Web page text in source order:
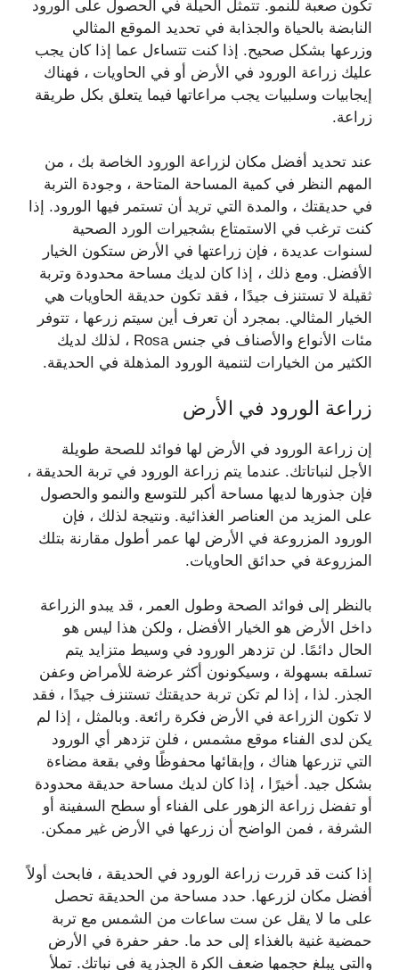
تكون صعبة للنمو. تتمثل الحيلة في الحصول على الورود
النابضة بالحياة والجذابة في تحديد الموقع المثالي
وزرعها بشكل صحيح. إذا كنت تتساءل عما إذا كان يجب
عليك زراعة الورود في الأرض أو في الحاويات ، فهناك
إيجابيات وسلبيات يجب مراعاتها فيما يتعلق بكل طريقة
زراعة.
عند تحديد أفضل مكان لزراعة الورود الخاصة بك ، من
المهم النظر في كمية المساحة المتاحة ، وجودة التربة
في حديقتك ، والمدة التي تريد أن تستمر فيها الورود. إذا
كنت ترغب في الاستمتاع بشجيرات الورد الصحية
لسنوات عديدة ، فإن زراعتها في الأرض ستكون الخيار
الأفضل. ومع ذلك ، إذا كان لديك مساحة محدودة وتربة
ثقيلة لا تستنزف جيدًا ، فقد تكون حديقة الحاويات هي
الخيار المثالي. بمجرد أن تعرف أين سيتم زرعها ، تتوفر
مئات الأنواع والأصناف في جنس Rosa ، لذلك لديك
الكثير من الخيارات لتنمية الورود المذهلة في الحديقة.
زراعة الورود في الأرض
إن زراعة الورود في الأرض لها فوائد للصحة طويلة
الأجل لنباتاتك. عندما يتم زراعة الورود في تربة الحديقة ،
فإن جذورها لديها مساحة أكبر للتوسع والنمو والحصول
على المزيد من العناصر الغذائية. ونتيجة لذلك ، فإن
الورود المزروعة في الأرض لها عمر أطول مقارنة بتلك
المزروعة في حدائق الحاويات.
بالنظر إلى فوائد الصحة وطول العمر ، قد يبدو الزراعة
داخل الأرض هو الخيار الأفضل ، ولكن هذا ليس هو
الحال دائمًا. لن تزدهر الورود في وسيط متزايد يتم
تسلقه بسهولة ، وسيكونون أكثر عرضة للأمراض وعفن
الجذر. لذا ، إذا لم تكن تربة حديقتك تستنزف جيدًا ، فقد
لا تكون الزراعة في الأرض فكرة رائعة. وبالمثل ، إذا لم
يكن لدى الفناء موقع مشمس ، فلن تزدهر أي الورود
التي تزرعها هناك ، وإبقائها محفوظًا وفي بقعة مضاءة
بشكل جيد. أخيرًا ، إذا كان لديك مساحة حديقة محدودة
أو تفضل زراعة الزهور على الفناء أو سطح السفينة أو
الشرفة ، فمن الواضح أن زرعها في الأرض غير ممكن.
إذا كنت قد قررت زراعة الورود في الحديقة ، فابحث أولاً
أفضل مكان لزرعها. حدد مساحة من الحديقة تحصل
على ما لا يقل عن ست ساعات من الشمس مع تربة
حمضية غنية بالغذاء إلى حد ما. حفر حفرة في الأرض
والتي يبلغ حجمها ضعف الكرة الجذرية في نباتك. تملأ